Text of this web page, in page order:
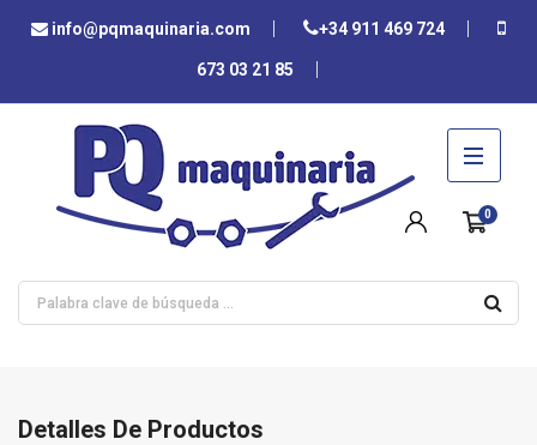
info@pqmaquinaria.com +34 911 469 724
673 03 21 85
0
Detalles De Productos